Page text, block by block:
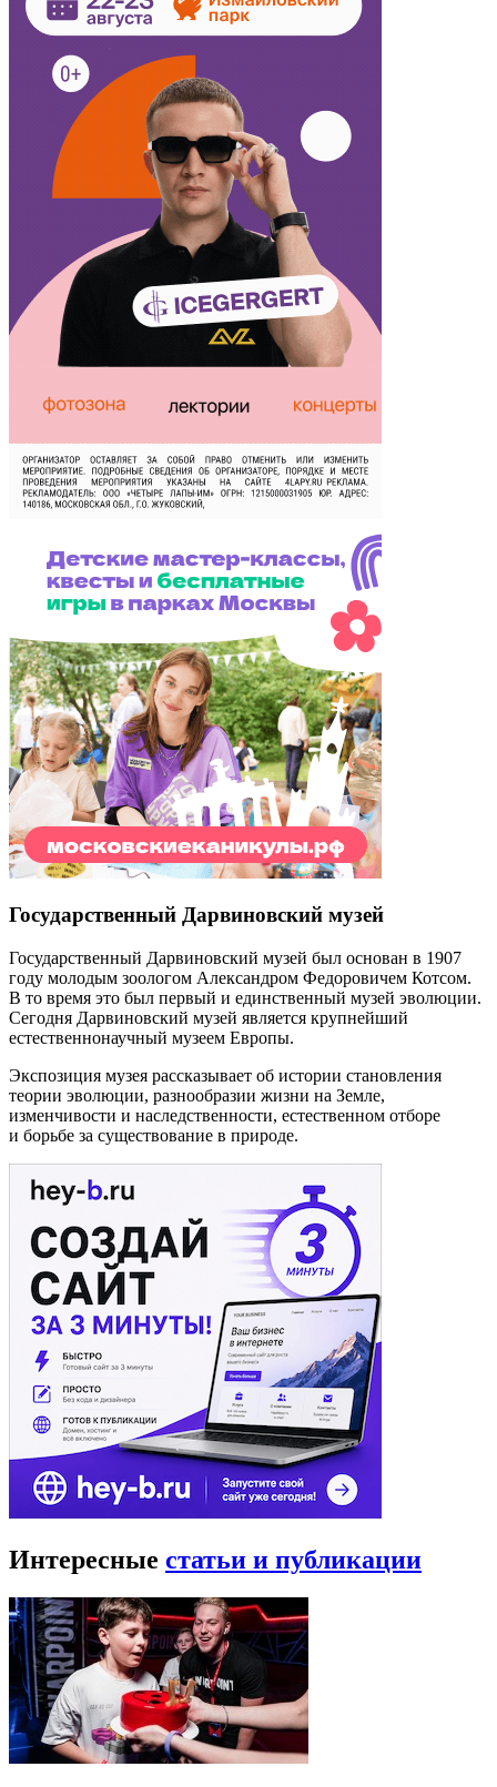
Государственный Дарвиновский музей
Государственный Дарвиновский музей был основан в 1907
году молодым зоологом Александром Федоровичем Котсом.
В то время это был первый и единственный музей эволюции.
Сегодня Дарвиновский музей является крупнейший
естественнонаучный музеем Европы.
Экспозиция музея рассказывает об истории становления
теории эволюции, разнообразии жизни на Земле,
изменчивости и наследственности, естественном отборе
и борьбе за существование в природе.
Интересные статьи и публикации